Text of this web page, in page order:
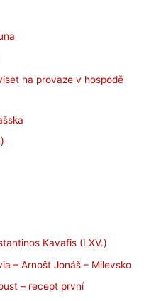
na provaze v hospodě
Kavafis (LXV.)
– Arnošt Jonáš – Milevsko
– recept první